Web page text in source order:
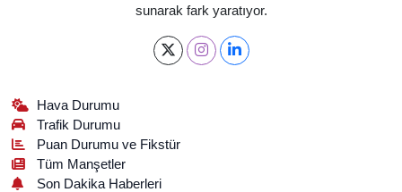
sunarak fark yaratıyor.
Hava Durumu
Trafik Durumu
Puan Durumu ve Fikstür
Tüm Manşetler
Son Dakika Haberleri